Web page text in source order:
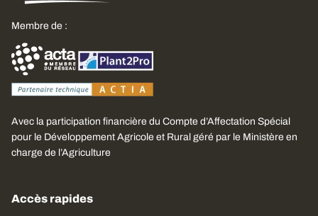
Membre de :
Avec la participation financière du Compte d’Affectation Spécial
pour le Développement Agricole et Rural géré par le Ministère en
charge de l’Agriculture
Accès rapides